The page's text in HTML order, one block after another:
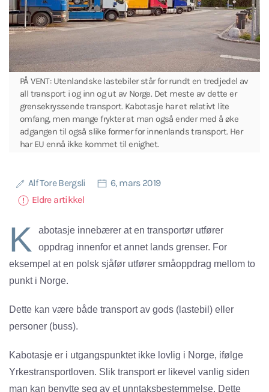
PÅ VENT: Utenlandske lastebiler står for rundt en tredjedel av
all transport i og inn og ut av Norge. Det meste av dette er
grensekryssende transport. Kabotasje har et relativt lite
omfang, men mange frykter at man også ender med å øke
adgangen til også slike former for innenlands transport. Her
har EU ennå ikke kommet til enighet.
Alf Tore Bergsli
6, mars 2019
Eldre artikkel
K
abotasje innebærer at en transportør utfører
oppdrag innenfor et annet lands grenser. For
eksempel at en polsk sjåfør utfører småoppdrag mellom to
punkt i Norge.
Dette kan være både transport av gods (lastebil) eller
personer (buss).
Kabotasje er i utgangspunktet ikke lovlig i Norge, ifølge
Yrkestransportloven. Slik transport er likevel vanlig siden
man kan benytte seg av et unntaksbestemmelse. Dette